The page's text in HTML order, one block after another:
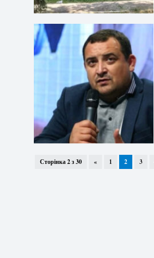
Сторінка 2 з 30 « 1 2 3